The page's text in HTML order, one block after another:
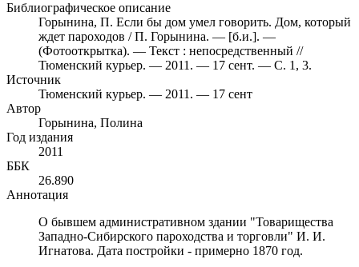
Библиографическое описание
Горынина, П. Если бы дом умел говорить. Дом, который
ждет пароходов / П. Горынина. — [б.и.]. —
(Фотооткрытка). — Текст : непосредственный //
Тюменский курьер. — 2011. — 17 сент. — С. 1, 3.
Источник
Тюменский курьер. — 2011. — 17 сент
Автор
Горынина, Полина
Год издания
2011
ББК
26.890
Аннотация
О бывшем административном здании "Товарищества
Западно-Сибирского пароходства и торговли" И. И.
Игнатова. Дата постройки - примерно 1870 год.